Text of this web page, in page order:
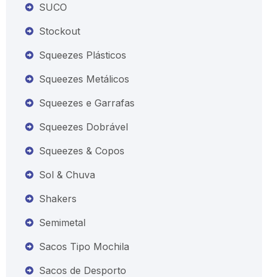
SUCO
Stockout
Squeezes Plásticos
Squeezes Metálicos
Squeezes e Garrafas
Squeezes Dobrável
Squeezes & Copos
Sol & Chuva
Shakers
Semimetal
Sacos Tipo Mochila
Sacos de Desporto